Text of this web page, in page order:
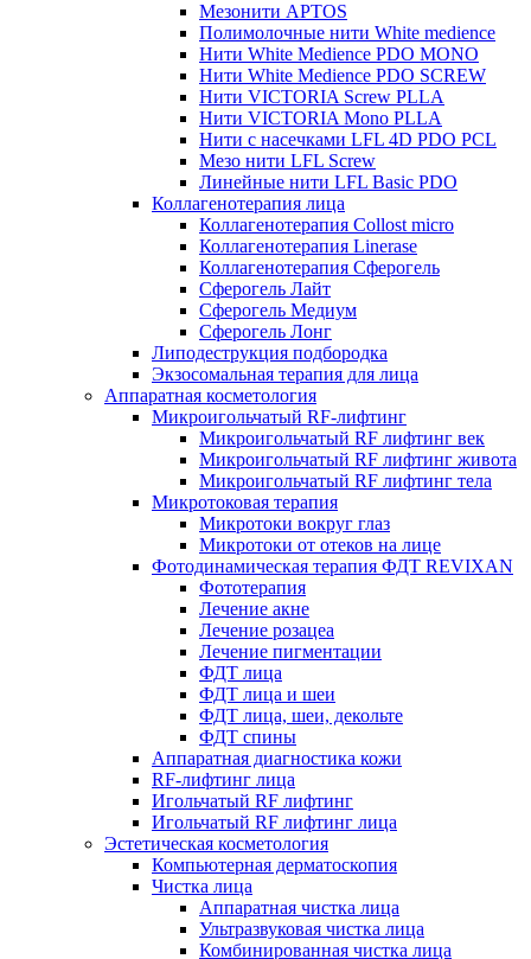
Мезонити APTOS
Полимолочные нити White medience
Нити White Medience PDO MONO
Нити White Medience PDO SCREW
Нити VICTORIA Screw PLLA
Нити VICTORIA Mono PLLA
Нити с насечками LFL 4D PDO PCL
Мезо нити LFL Screw
Линейные нити LFL Basic PDO
Коллагенотерапия лица
Коллагенотерапия Collost micro
Коллагенотерапия Linerase
Коллагенотерапия Сферогель
Сферогель Лайт
Сферогель Медиум
Сферогель Лонг
Липодеструкция подбородка
Экзосомальная терапия для лица
Аппаратная косметология
Микроигольчатый RF-лифтинг
Микроигольчатый RF лифтинг век
Микроигольчатый RF лифтинг живота
Микроигольчатый RF лифтинг тела
Микротоковая терапия
Микротоки вокруг глаз
Микротоки от отеков на лице
Фотодинамическая терапия ФДТ REVIXAN
Фототерапия
Лечение акне
Лечение розацеа
Лечение пигментации
ФДТ лица
ФДТ лица и шеи
ФДТ лица, шеи, декольте
ФДТ спины
Аппаратная диагностика кожи
RF-лифтинг лица
Игольчатый RF лифтинг
Игольчатый RF лифтинг лица
Эстетическая косметология
Компьютерная дерматоскопия
Чистка лица
Аппаратная чистка лица
Ультразвуковая чистка лица
Комбинированная чистка лица